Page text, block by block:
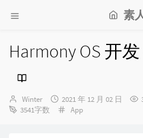
素
Harmony OS 开
博
主：
Winter
发
布
2021 年 12 月 02 日
3541字数
分
App